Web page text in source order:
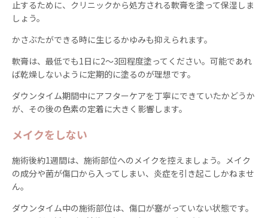
止するために、クリニックから処方される軟膏を塗って保湿しま
しょう。
かさぶたができる時に生じるかゆみも抑えられます。
軟膏は、最低でも1日に2〜3回程度塗ってください。可能であれ
ば乾燥しないように定期的に塗るのが理想です。
ダウンタイム期間中にアフターケアを丁寧にできていたかどうか
が、その後の色素の定着に大きく影響します。
メイクをしない
施術後約1週間は、施術部位へのメイクを控えましょう。メイク
の成分や菌が傷口から入ってしまい、炎症を引き起こしかねませ
ん。
ダウンタイム中の施術部位は、傷口が塞がっていない状態です。